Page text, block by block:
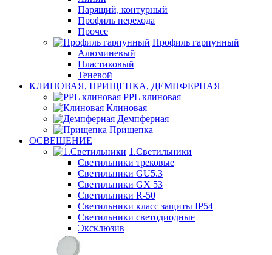
Парящий, контурный
Профиль перехода
Прочее
Профиль гарпунный
Алюминевый
Пластиковый
Теневой
КЛИНОВАЯ, ПРИЩЕПКА, ДЕМПФЕРНАЯ
PPL клиновая
Клиновая
Демпферная
Прищепка
ОСВЕЩЕНИЕ
1.Светильники
Светильники трековые
Светильники GU5.3
Светильники GX 53
Светильники R-50
Светильники класс защиты IP54
Светильники светодиодные
Эксклюзив